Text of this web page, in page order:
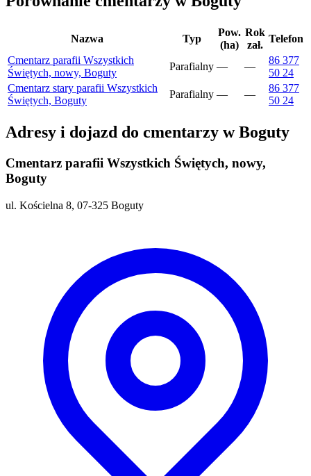
Nazwa Typ
Pow.
(ha)
Rok
zał.
Telefon
Cmentarz parafii Wszystkich
Świętych, nowy, Boguty
Parafialny — —
86 377
50 24
Cmentarz stary parafii Wszystkich
Świętych, Boguty
Parafialny — —
86 377
50 24
Adresy i dojazd do cmentarzy w Boguty
Cmentarz parafii Wszystkich Świętych, nowy,
Boguty
ul. Kościelna 8, 07-325 Boguty